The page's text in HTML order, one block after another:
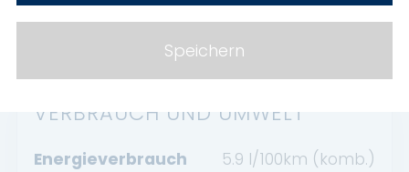
VERBRAUCH UND UMWELT
Energieverbrauch
5.9 l/100km (komb.)
Speichern